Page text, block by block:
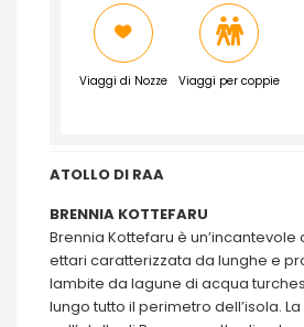
Viaggi di Nozze Viaggi per coppie
ATOLLO DI RAA
BRENNIA KOTTEFARU
Brennia Kottefaru è un’incantevole
ettari caratterizzata da lunghe e
lambite da lagune di acqua
lungo tutto il perimetro dell’isola.